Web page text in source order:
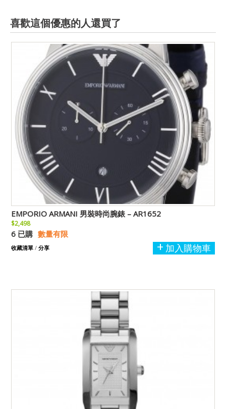
喜歡這個優惠的人還買了
EMPORIO ARMANI 男裝時尚腕錶 – AR1652
$2,498
6 已購 數量有限
加入購物車
收藏清單 / 分享